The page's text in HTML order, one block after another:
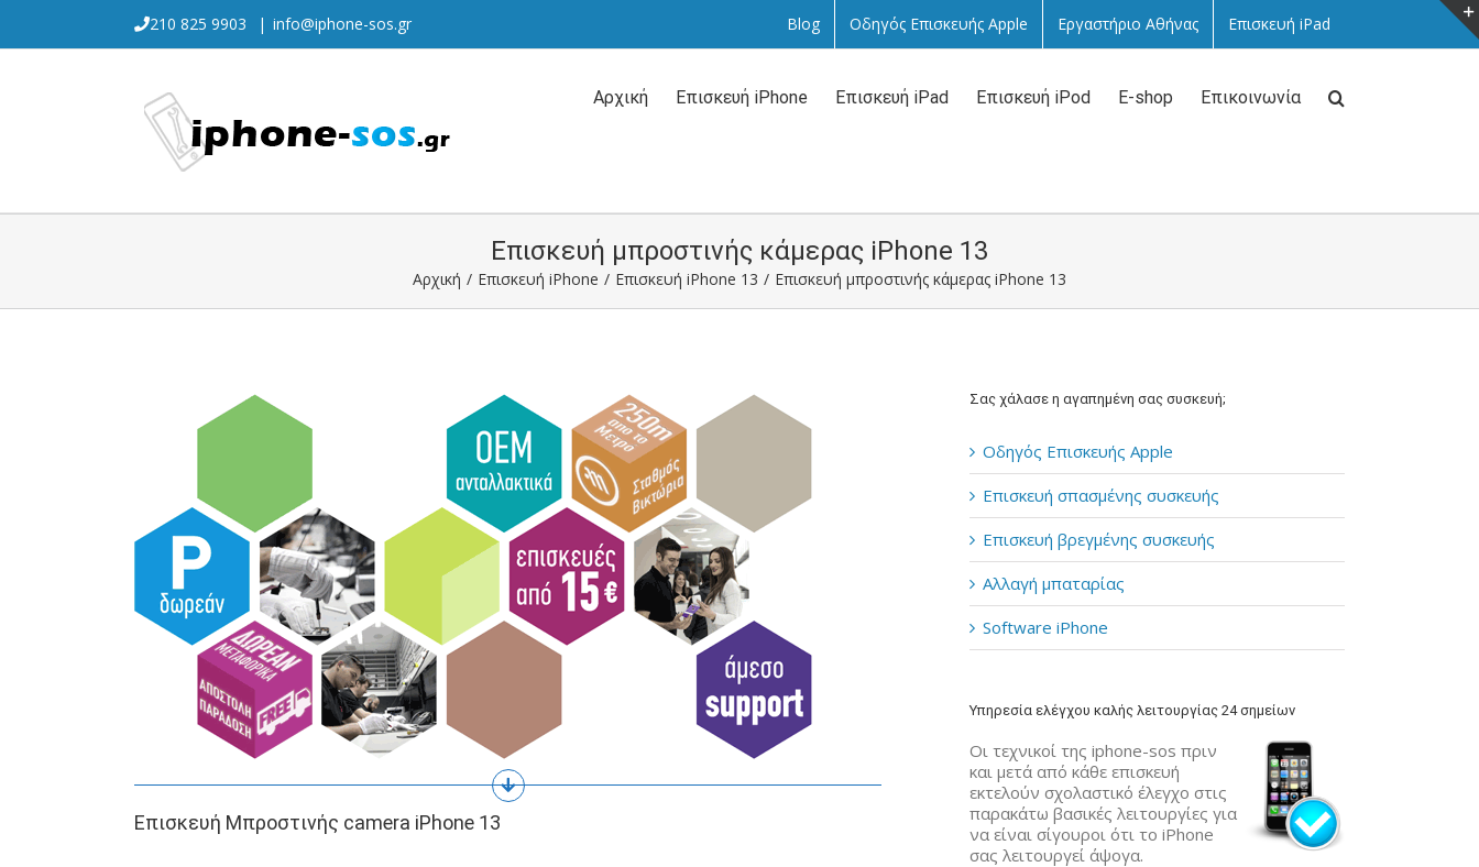
content
210 825 9903 | info@iphone-sos.gr Blog Οδηγός Επισκευής Apple Εργαστήριο Αθήνας Επισκευή iPad
Αναζήτηση
Αρχική Επισκευή iPhone Επισκευή iPad Επισκευή iPod E-shop Επικοινωνία
Επισκευή μπροστινής κάμερας iPhone 13
Αρχική / Επισκευή iPhone / Επισκευή iPhone 13 / Επισκευή μπροστινής κάμερας iPhone 13
Επισκευή Μπροστινής camera iPhone 13
Σας χάλασε η αγαπημένη σας συσκευή;
Οδηγός Επισκευής Apple
Επισκευή σπασμένης συσκευής
Επισκευή βρεγμένης συσκευής
Αλλαγή μπαταρίας
Software iPhone
Υπηρεσία ελέγχου καλής λειτουργίας 24 σημείων
Οι τεχνικοί της iphone-sos πριν
και μετά από κάθε επισκευή
εκτελούν σχολαστικό έλεγχο στις
παρακάτω βασικές λειτουργίες για
να είναι σίγουροι ότι το iPhone
σας λειτουργεί άψογα.